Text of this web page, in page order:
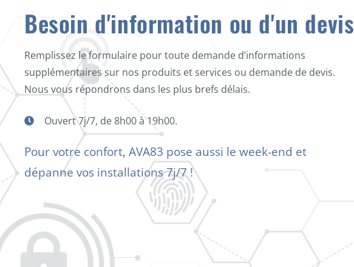
Besoin d'information ou d'un devis
Remplissez le formulaire pour toute demande d’informations
supplémentaires sur nos produits et services ou demande de devis.
Nous vous répondrons dans les plus brefs délais.
Ouvert 7j/7, de 8h00 à 19h00.
Pour votre confort, AVA83 pose aussi le week-end et
dépanne vos installations 7j/7 !